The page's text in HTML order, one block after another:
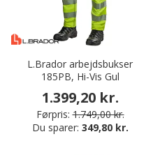
L.Brador arbejdsbukser
185PB, Hi-Vis Gul
1.399,20 kr.
Førpris: 1.749,00 kr.
Du sparer: 349,80 kr.